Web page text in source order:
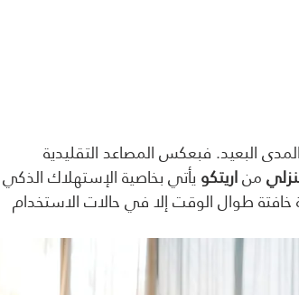
البعيد. فبعكس المصاعد التقليدية
من اريتكو يأتي بخاصية الإستهلاك الذكي
طوال الوقت إلا في حالات الاستخدام